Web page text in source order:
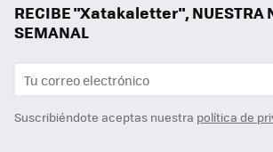
RECIBE "Xatakaletter", NUESTRA
SEMANAL
Suscribiéndote aceptas nuestra política de